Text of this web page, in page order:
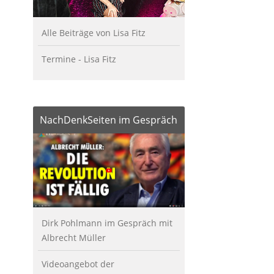
Alle Beiträge von Lisa Fitz
Termine - Lisa Fitz
NachDenkSeiten im Gespräch
Dirk Pohlmann im Gespräch mit
Albrecht Müller
Videoangebot der